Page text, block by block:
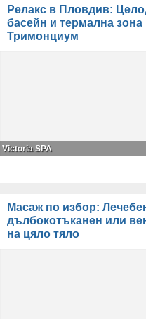
Релакс в Пловдив:
басейн и термална
Тримонциум
Victoria SPA
Масаж по избор:
дълбокотъканен или
на цяло тяло